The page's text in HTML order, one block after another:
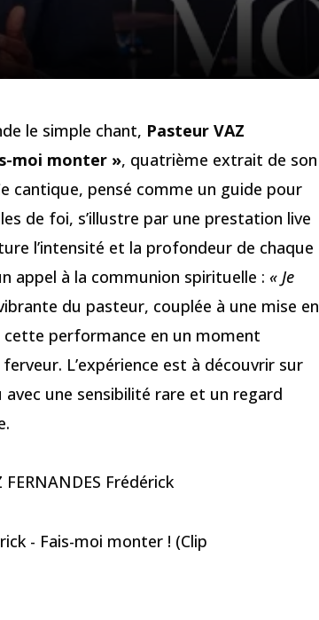
le simple chant, Pasteur VAZ
moi monter », quatrième extrait de son
cantique, pensé comme un guide pour
de foi, s’illustre par une prestation live
l’intensité et la profondeur de chaque
appel à la communion spirituelle : « Je
du pasteur, couplée à une mise en
performance en un moment
L’expérience est à découvrir sur
une sensibilité rare et un regard
Frédérick
- Fais-moi monter ! (Clip